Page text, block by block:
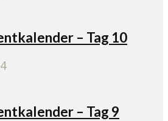
– Tag 10
– Tag 9